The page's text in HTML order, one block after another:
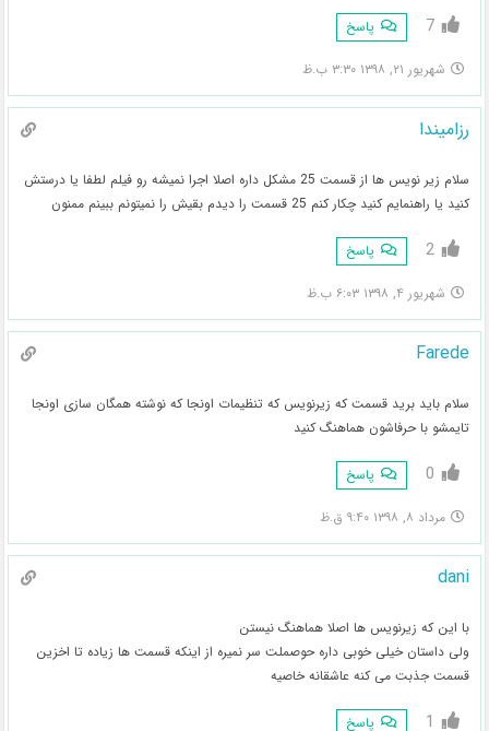
7 پاسخ
شهریور ۲۱, ۱۳۹۸ ۳:۳۰ ب.ظ
رزامیندا
سلام زیر نویس ها از قسمت 25 مشکل داره اصلا اجرا نمیشه رو فیلم لطفا یا درستش
کنید یا راهنمایم کنید چکار کنم 25 قسمت را دیدم بقیش را نمیتونم ببینم ممنون
2 پاسخ
شهریور ۴, ۱۳۹۸ ۶:۰۳ ب.ظ
Farede
سلام باید برید قسمت که زیرنویس که تنظیمات اونجا که نوشته همگان سازی اونجا
تایمشو با حرفاشون هماهنگ کنید
0 پاسخ
مرداد ۸, ۱۳۹۸ ۹:۴۰ ق.ظ
dani
با این که زیرنویس ها اصلا هماهنگ نیستن
ولی داستان خیلی خوبی داره حوصملت سر نمیره از اینکه قسمت ها زیاده تا اخزین
قسمت جذبت می کنه عاشقانه خاصیه
1 پاسخ